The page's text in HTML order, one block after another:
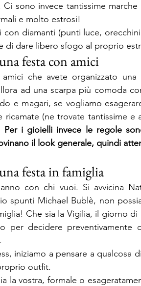
Ci sono invece tantissime
e molto estrosi!
diamanti (punti luce,
di dare libero sfogo al proprio
festa con amici
che avete organizzato
ad una scarpa più comoda
e magari, se vogliamo
ricamate (ne trovate tantissime
Per i gioielli invece le regole
il look generale, quindi
festa in famiglia
con chi vuoi. Si avvicina
spunti Michael Bublè, non
Che sia la Vigilia, il giorno
per decidere preventivamente
iniziamo a pensare a qualcosa
outfit.
la vostra, formale o